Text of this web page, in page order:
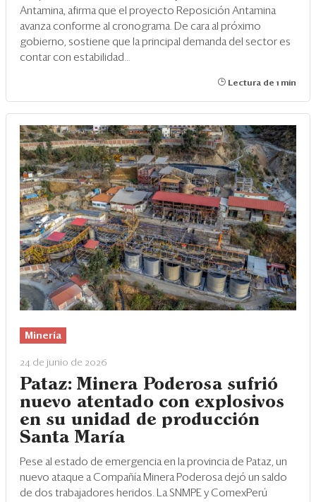
Antamina, afirma que el proyecto Reposición Antamina
avanza conforme al cronograma. De cara al próximo
gobierno, sostiene que la principal demanda del sector es
contar con estabilidad...
Lectura de 1 min
Minería
24 de junio de 2026
Pataz: Minera Poderosa sufrió
nuevo atentado con explosivos
en su unidad de producción
Santa María
Pese al estado de emergencia en la provincia de Pataz, un
nuevo ataque a Compañía Minera Poderosa dejó un saldo
de dos trabajadores heridos. La SNMPE y ComexPerú